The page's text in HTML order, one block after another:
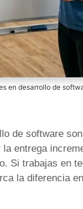
en desarrollo de
de software
entrega
Si trabajas en
la diferencia